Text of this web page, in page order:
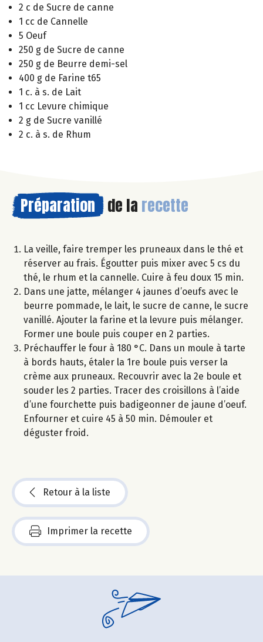
2 c de Sucre de canne
1 cc de Cannelle
5 Oeuf
250 g de Sucre de canne
250 g de Beurre demi-sel
400 g de Farine t65
1 c. à s. de Lait
1 cc Levure chimique
2 g de Sucre vanillé
2 c. à s. de Rhum
Préparation de la recette
La veille, faire tremper les pruneaux dans le thé et
réserver au frais. Égoutter puis mixer avec 5 cs du
thé, le rhum et la cannelle. Cuire à feu doux 15 min.
Dans une jatte, mélanger 4 jaunes d’oeufs avec le
beurre pommade, le lait, le sucre de canne, le sucre
vanillé. Ajouter la farine et la levure puis mélanger.
Former une boule puis couper en 2 parties.
Préchauffer le four à 180 °C. Dans un moule à tarte
à bords hauts, étaler la 1re boule puis verser la
crème aux pruneaux. Recouvrir avec la 2e boule et
souder les 2 parties. Tracer des croisillons à l’aide
d’une fourchette puis badigeonner de jaune d’oeuf.
Enfourner et cuire 45 à 50 min. Démouler et
déguster froid.
Retour à la liste
Imprimer la recette